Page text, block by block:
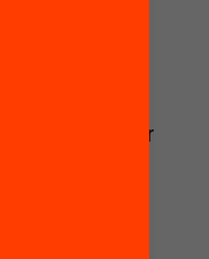
del
per altres
petició
ni per